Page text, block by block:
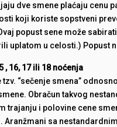
dve smene plaćaju cenu
koji koriste sopstveni
popust sene može
uplatom u celosti.) Popust
16, 17 ili 18 noćenja
“sečenje smena”
Obračun takvog
trajanju i polovine cene
Aranžmani sa